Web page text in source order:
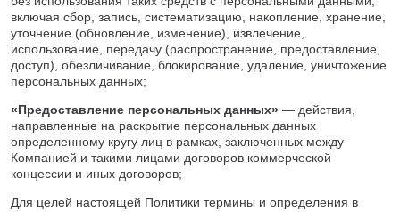
Тверь
Тольятти
Тула
Тюмень
Хабаровск
Челябинск
Чита
включая сбор, запись, систематизацию, накопление, хранение,
уточнение (обновление, изменение), извлечение,
использование, передачу (распространение, предоставление,
доступ), обезличивание, блокирование, удаление, уничтожение
персональных данных;
«Предоставление персональных данных» — действия,
направленные на раскрытие персональных данных
определенному кругу лиц в рамках, заключенных между
Компанией и такими лицами договоров коммерческой
концессии и иных договоров;
Для целей настоящей Политики термины и определения в